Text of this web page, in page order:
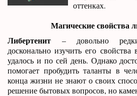
оттенках.
Магические свойства
Либертенит – довольно
досконально изучить его
удалось и по сей день. Однако
помогает пробудить таланты в
конца жизни не знают о своих
решение бытовых вопросов, но